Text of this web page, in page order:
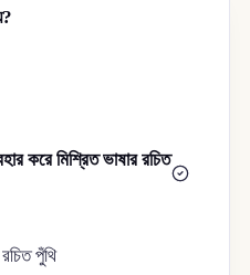
করে মিশ্রিত ভাষার রচিত
পুঁথি